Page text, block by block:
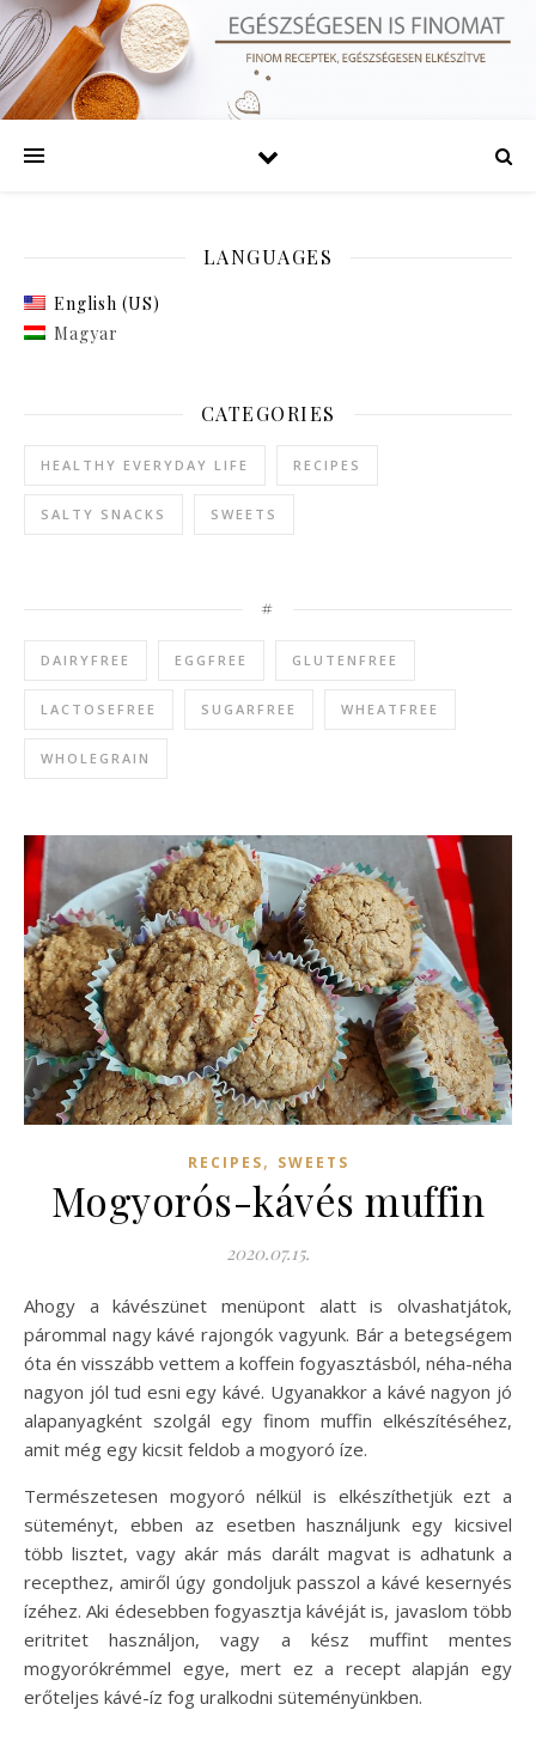
LANGUAGES
English (US)
Magyar
CATEGORIES
HEALTHY EVERYDAY LIFE RECIPES
SALTY SNACKS SWEETS
#
DAIRYFREE EGGFREE GLUTENFREE
LACTOSEFREE SUGARFREE WHEATFREE
WHOLEGRAIN
RECIPES, SWEETS
Mogyorós-kávés muffin
2020.07.15.
Ahogy a kávészünet menüpont alatt is olvashatjátok,
párommal nagy kávé rajongók vagyunk. Bár a betegségem
óta én visszább vettem a koffein fogyasztásból, néha-néha
nagyon jól tud esni egy kávé. Ugyanakkor a kávé nagyon jó
alapanyagként szolgál egy finom muffin elkészítéséhez,
amit még egy kicsit feldob a mogyoró íze.
Természetesen mogyoró nélkül is elkészíthetjük ezt a
süteményt, ebben az esetben használjunk egy kicsivel
több lisztet, vagy akár más darált magvat is adhatunk a
recepthez, amiről úgy gondoljuk passzol a kávé kesernyés
ízéhez. Aki édesebben fogyasztja kávéját is, javaslom több
eritritet használjon, vagy a kész muffint mentes
mogyorókrémmel egye, mert ez a recept alapján egy
erőteljes kávé-íz fog uralkodni süteményünkben.